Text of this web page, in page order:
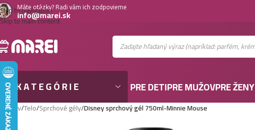
Skip to navigation
Skip to main content
Máte otázky? Radi vám ich zodpovieme
info@marei.sk
KATEGÓRIE PRE DETIPRE MUŽOVPRE ŽENY
Domov/Telo/Sprchové gély/Disney sprchový gél 750ml-Minnie Mouse